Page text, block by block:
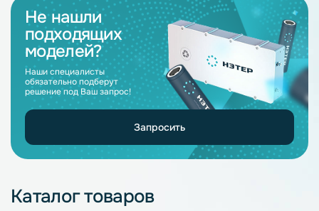
Не нашли
подходящих
моделей?
Наши специалисты
обязательно подберут
решение под Ваш запрос!
Запросить
Каталог товаров